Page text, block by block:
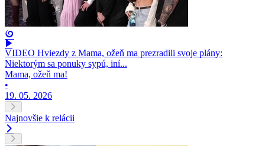
VIDEO Hviezdy z Mama, ožeň ma prezradili svoje plány:
Niektorým sa ponuky sypú, iní...
Mama, ožeň ma!
•
19. 05. 2026
Najnovšie k relácii